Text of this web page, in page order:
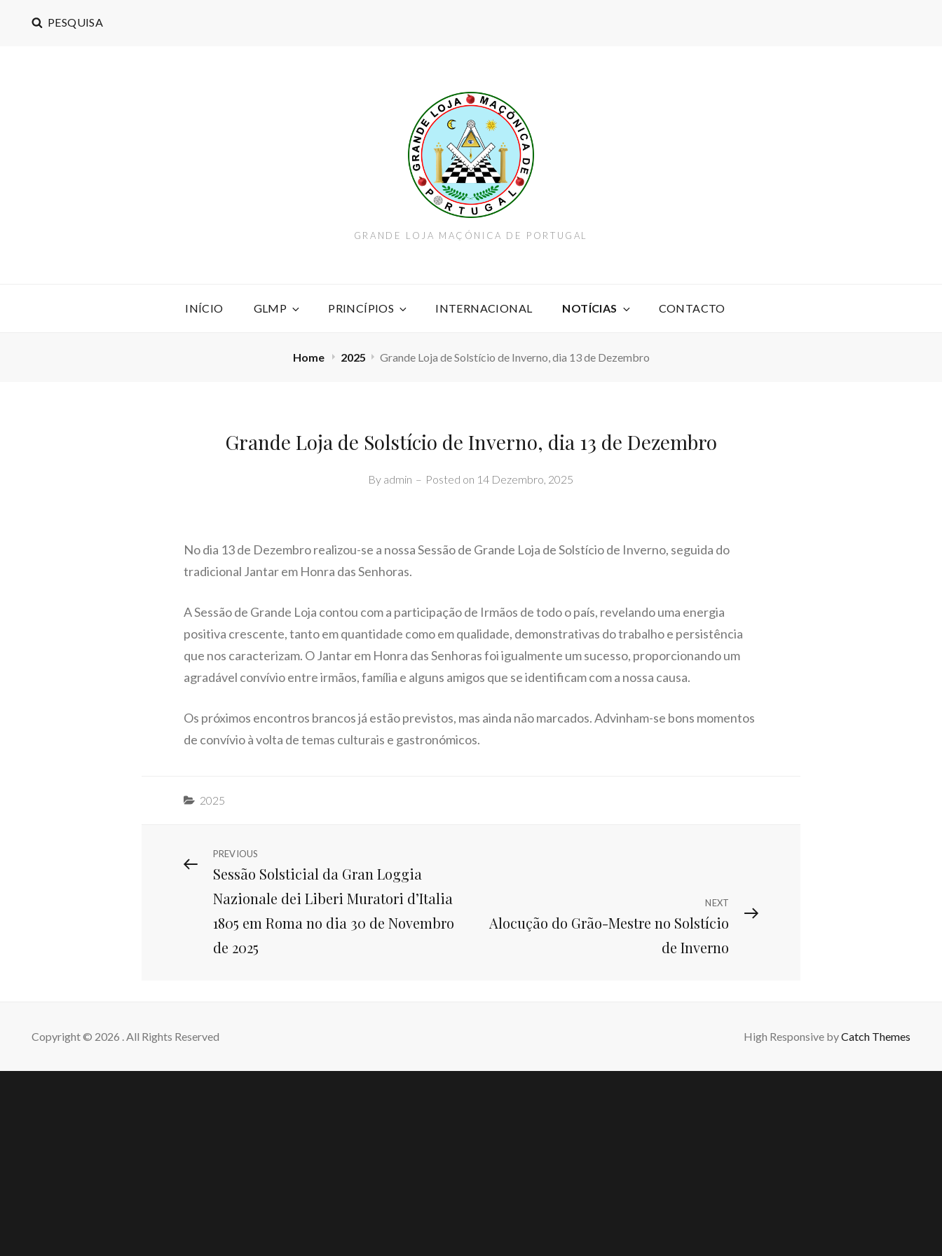
PESQUISA
GRANDE LOJA MAÇÓNICA DE PORTUGAL
INÍCIO GLMP PRINCÍPIOS INTERNACIONAL NOTÍCIAS CONTACTO
Home 2025 Grande Loja de Solstício de Inverno, dia 13 de Dezembro
Grande Loja de Solstício de Inverno, dia 13 de Dezembro
By admin – Posted on 14 Dezembro, 2025
No dia 13 de Dezembro realizou-se a nossa Sessão de Grande Loja de Solstício de Inverno, seguida do
tradicional Jantar em Honra das Senhoras.
A Sessão de Grande Loja contou com a participação de Irmãos de todo o país, revelando uma energia
positiva crescente, tanto em quantidade como em qualidade, demonstrativas do trabalho e persistência
que nos caracterizam. O Jantar em Honra das Senhoras foi igualmente um sucesso, proporcionando um
agradável convívio entre irmãos, família e alguns amigos que se identificam com a nossa causa.
Os próximos encontros brancos já estão previstos, mas ainda não marcados. Advinham-se bons momentos
de convívio à volta de temas culturais e gastronómicos.
Categories
2025
Navegação
artigos
Previous
Post
PREVIOUS
Sessão Solsticial da Gran Loggia
Nazionale dei Liberi Muratori d’Italia
1805 em Roma no dia 30 de Novembro
de 2025
Post
NEXT
Alocução do Grão-Mestre no Solstício
de Inverno
Copyright © 2026 . All Rights Reserved High Responsive byCatch Themes